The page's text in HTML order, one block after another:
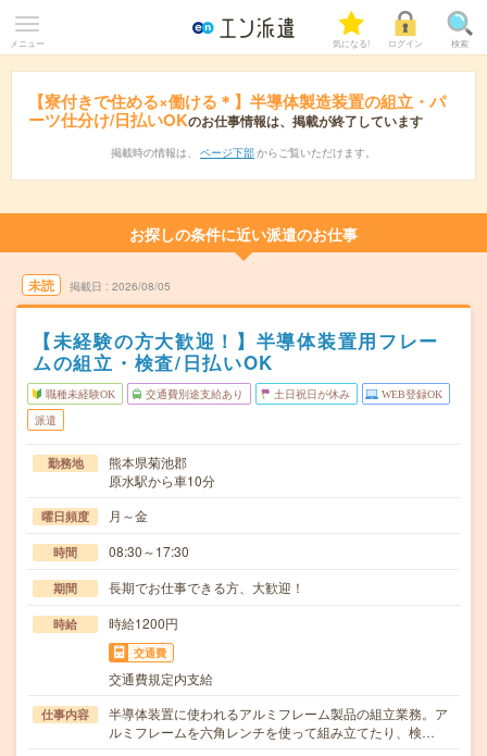
メニュー 気になる! ログイン 検索
【寮付きで住める×働ける＊】半導体製造装置の組立・パ
ーツ仕分け/日払いOKのお仕事情報は、掲載が終了しています
掲載時の情報は、 ページ下部 からご覧いただけます。
お探しの条件に近い派遣のお仕事
未読 掲載日 2026/08/05
【未経験の方大歓迎！】半導体装置用フレー
ムの組立・検査/日払いOK
職種未経験OK 交通費別途支給あり 土日祝日が休み WEB登録OK
派遣
勤務地
熊本県菊池郡
原水駅から車10分
曜日頻度 月～金
時間 08:30～17:30
期間 長期でお仕事できる方、大歓迎！
時給 時給1200円
交通費
交通費規定内支給
仕事内容
半導体装置に使われるアルミフレーム製品の組立業務。ア
ルミフレームを六角レンチを使って組み立てたり、検…